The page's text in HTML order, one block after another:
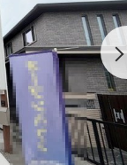
ー岐阜店の
ID検索【＠
け付けます
？
貯めてか